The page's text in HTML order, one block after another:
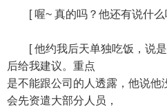
[ 喔~ 真的吗？他还有说什么
[ 他约我后天单独吃饭，说是
后给我建议。重点
是不能跟公司的人透露，他说他
会先资遣大部分人员，